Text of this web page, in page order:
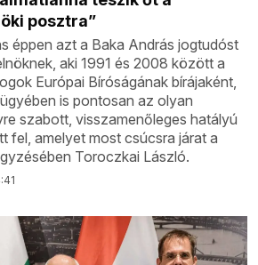
posztra”
éppen azt a Baka András jogtudóst
aki 1991 és 2008 között a
Európai Bíróságának bírájaként,
is pontosan az olyan
szabott, visszamenőleges hatályú
fel, amelyet most csúcsra járat a
Toroczkai László.